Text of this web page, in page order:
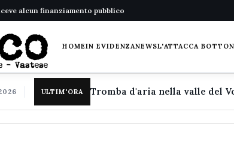
alcun finanziamento pubblico
HOMEIN EVIDENZANEWSL'ATTACCA
ULTIM'ORA